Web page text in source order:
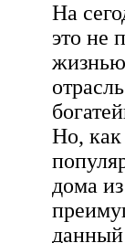
На
это не
Но,
дома
данный